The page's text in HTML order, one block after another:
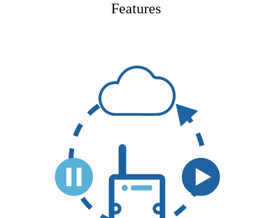
Features